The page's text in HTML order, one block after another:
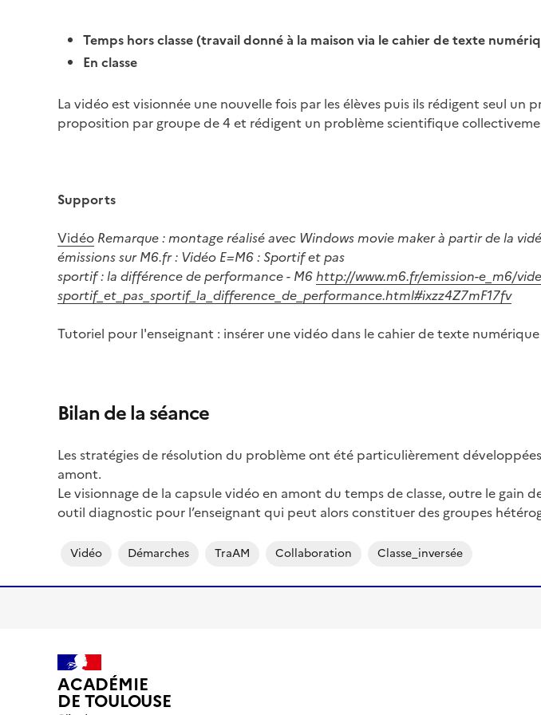
Temps hors classe (travail donné à la maison via le cahier de texte
En classe
La vidéo est visionnée une nouvelle fois par les élèves puis ils rédigent seul
proposition par groupe de 4 et rédigent un problème scientifique
Supports
Vidéo Remarque : montage réalisé avec Windows movie maker à partir de la
émissions sur M6.fr : Vidéo E=M6 : Sportif et pas
sportif : la différence de performance - M6http://www.m6.fr/emission-e_m6/
sportif_et_pas_sportif_la_difference_de_performance.html#ixzz4Z7mF17fv
Tutoriel pour l'enseignant : insérer une vidéo dans le cahier de texte numérique
Bilan de la séance
Les stratégies de résolution du problème ont été particulièrement
amont.
Le visionnage de la capsule vidéo en amont du temps de classe, outre le gain
outil diagnostic pour l’enseignant qui peut alors constituer des groupes
Vidéo Démarches TraAM Collaboration Classe_inversée
ACADÉMIE
DE TOULOUSE